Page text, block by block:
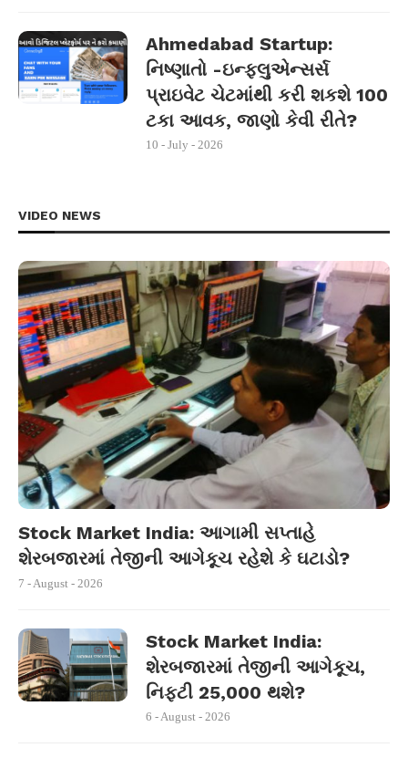
Ahmedabad Startup:
નિષ્ણાતો -ઇન્ફ્લુએન્સર્સ
પ્રાઇવેટ ચેટમાંથી કરી શકશે 100
ટકા આવક, જાણો કેવી રીતે?
10 - July - 2026
VIDEO NEWS
Stock Market India: આગામી સપ્તાહે
શેરબજારમાં તેજીની આગેકૂચ રહેશે કે ઘટાડો?
7 - August - 2026
Stock Market India:
શેરબજારમાં તેજીની આગેકૂચ,
નિફ્ટી 25,000 થશે?
6 - August - 2026